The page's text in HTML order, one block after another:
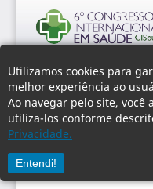
Utilizamos cookies para
melhor experiência ao
Ao navegar pelo site, você
utiliza-los conforme
Privacidade.
Entendi!